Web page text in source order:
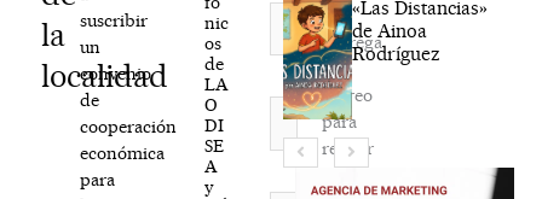
la
localidad
suscribir
un
convenio
de
cooperación
económica
para
nic
os
de
LA
O
DI
SE
A
y
Nombre*
Correo
electrónico*
Agréga
mi
correo
para
recibir
la
«Las Distancias»
de Ainoa
Rodríguez